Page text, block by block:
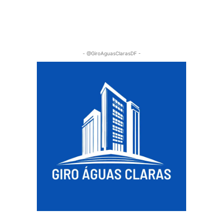
- @GiroAguasClarasDF -